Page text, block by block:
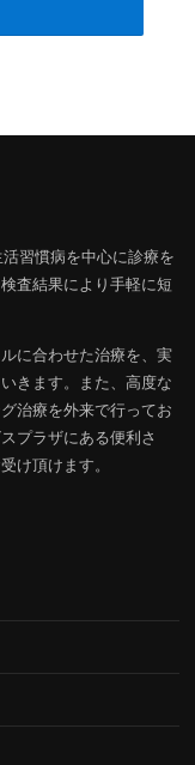
習慣病を中心に診療を
査結果により手軽に短
に合わせた治療を、実
きます。また、高度な
治療を外来で行ってお
プラザにある便利さ
け頂けます。